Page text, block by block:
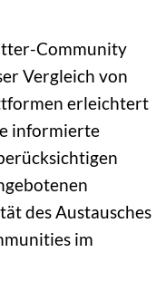
Community
Vergleich von
erleichtert
informierte
des Austausches
im